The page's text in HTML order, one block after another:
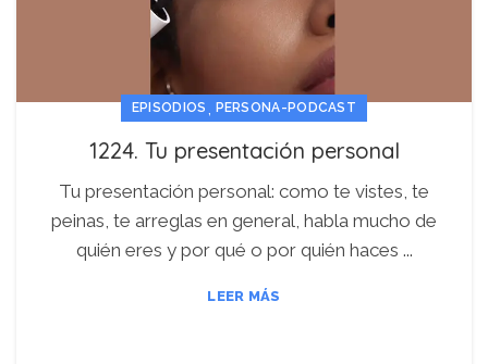
EPISODIOS PERSONA-PODCAST
1224. Tu presentación personal
Tu presentación personal: como te vistes, te
peinas, te arreglas en general, habla mucho de
quién eres y por qué o por quién haces ...
LEER MÁS